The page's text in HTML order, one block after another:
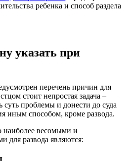
ребенка и способ раздела
указать при
перечень причин для
стоит непростая задача –
суть проблемы и донести до суда
иным способом, кроме развода.
наиболее весомыми и
для развода являются: